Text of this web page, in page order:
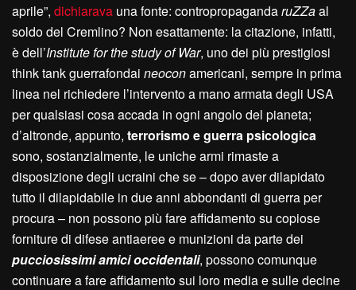
aprile”, dichiarava una fonte: contropropagandaruZZaal
soldo del Cremlino? Non esattamente: la citazione, infatti,
è dell’Institute for the study of War, uno dei più prestigiosi
think tank guerrafondai neoconamericani, sempre in prima
linea nel richiedere l’intervento a mano armata degli USA
per qualsiasi cosa accada in ogni angolo del pianeta;
d’altronde, appunto, terrorismo e guerra psicologica
sono, sostanzialmente, le uniche armi rimaste a
disposizione degli ucraini che se – dopo aver dilapidato
tutto il dilapidabile in due anni abbondanti di guerra per
procura – non possono più fare affidamento su copiose
forniture di difese antiaeree e munizioni da parte dei
pucciosissimi amici occidentali, possono comunque
continuare a fare affidamento sui loro media e sulle decine